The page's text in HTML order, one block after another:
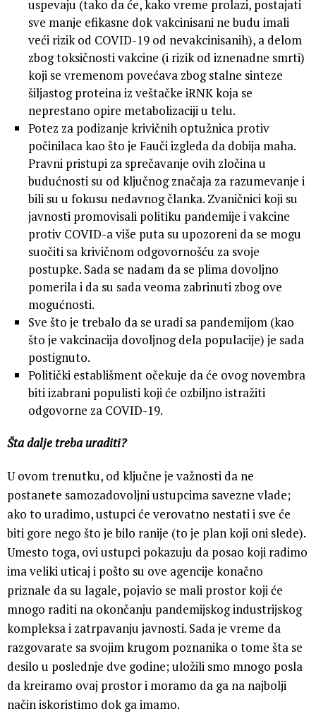
uspevaju (tako da će, kako vreme prolazi, postajati
sve manje efikasne dok vakcinisani ne budu imali
veći rizik od COVID-19 od nevakcinisanih), a delom
zbog toksičnosti vakcine (i rizik od iznenadne smrti)
koji se vremenom povećava zbog stalne sinteze
šiljastog proteina iz veštačke iRNK koja se
neprestano opire metabolizaciji u telu.
Potez za podizanje krivičnih optužnica protiv
počinilaca kao što je Fauči izgleda da dobija maha.
Pravni pristupi za sprečavanje ovih zločina u
budućnosti su od ključnog značaja za razumevanje i
bili su u fokusu nedavnog članka. Zvaničnici koji su
javnosti promovisali politiku pandemije i vakcine
protiv COVID-a više puta su upozoreni da se mogu
suočiti sa krivičnom odgovornošću za svoje
postupke. Sada se nadam da se plima dovoljno
pomerila i da su sada veoma zabrinuti zbog ove
mogućnosti.
Sve što je trebalo da se uradi sa pandemijom (kao
što je vakcinacija dovoljnog dela populacije) je sada
postignuto.
Politički establišment očekuje da će ovog novembra
biti izabrani populisti koji će ozbiljno istražiti
odgovorne za COVID-19.
Šta dalje treba uraditi?
U ovom trenutku, od ključne je važnosti da ne
postanete samozadovoljni ustupcima savezne vlade;
ako to uradimo, ustupci će verovatno nestati i sve će
biti gore nego što je bilo ranije (to je plan koji oni slede).
Umesto toga, ovi ustupci pokazuju da posao koji radimo
ima veliki uticaj i pošto su ove agencije konačno
priznale da su lagale, pojavio se mali prostor koji će
mnogo raditi na okončanju pandemijskog industrijskog
kompleksa i zatrpavanju javnosti. Sada je vreme da
razgovarate sa svojim krugom poznanika o tome šta se
desilo u poslednje dve godine; uložili smo mnogo posla
da kreiramo ovaj prostor i moramo da ga na najbolji
način iskoristimo dok ga imamo.